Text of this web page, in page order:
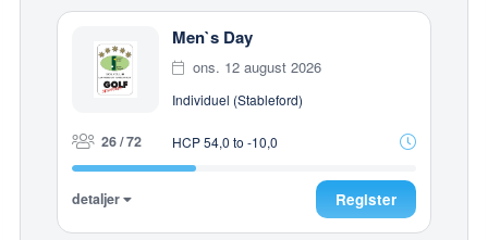
Men`s Day
ons. 12 august 2026
Individuel (Stableford)
26 / 72 HCP 54,0 to -10,0
detaljer Register